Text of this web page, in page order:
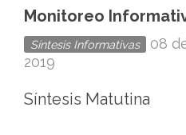
Monitoreo
Síntesis Informativas
08
2019
Síntesis Matutina